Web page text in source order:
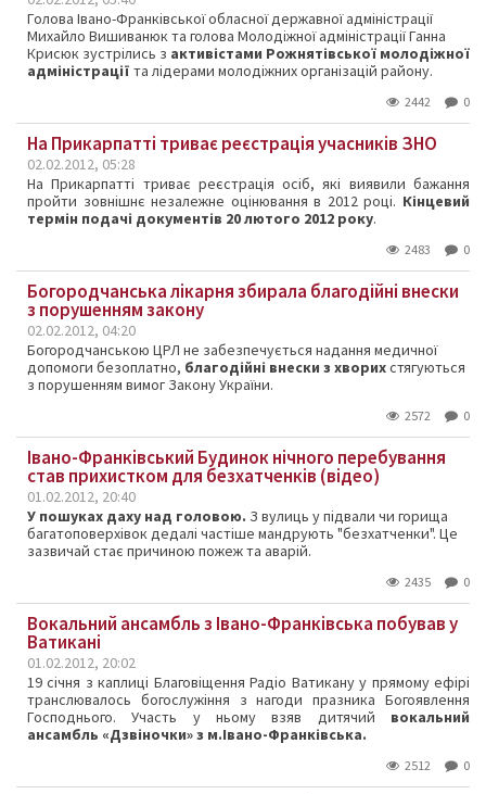
Голова Івано-Франківської обласної державної адміністрації
Михайло Вишиванюк та голова Молодіжної адміністрації Ганна
Крисюк зустрілись з активістами Рожнятівської молодіжної
адміністрації та лідерами молодіжних організацій району.
2442 0
На Прикарпатті триває реєстрація учасників ЗНО
02.02.2012, 05:28
На Прикарпатті триває реєстрація осіб, які виявили бажання
пройти зовнішнє незалежне оцінювання в 2012 році. Кінцевий
термін подачі документів 20 лютого 2012 року.
2483 0
Богородчанська лікарня збирала благодійні внески
з порушенням закону
02.02.2012, 04:20
Богородчанською ЦРЛ не забезпечується надання медичної
допомоги безоплатно, благодійні внески з хворихстягуються
з порушенням вимог Закону України.
2572 0
Івано-Франківський Будинок нічного перебування
став прихистком для безхатченків (відео)
01.02.2012, 20:40
У пошуках даху над головою. З вулиць у підвали чи горища
багатоповерхівок дедалі частіше мандрують "безхатченки". Це
зазвичай стає причиною пожеж та аварій.
2435 0
Вокальний ансамбль з Івано-Франківська побував у
Ватикані
01.02.2012, 20:02
19 січня з каплиці Благовіщення Радіо Ватикану у прямому ефірі
транслювалось богослужіння з нагоди празника Богоявлення
Господнього. Участь у ньому взяв дитячий вокальний
ансамбль «Дзвіночки» з м.Івано-Франківська.
2512 0